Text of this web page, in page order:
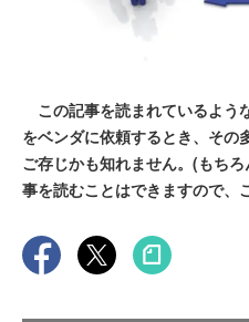
この記事を読まれているよう
をベンダに依頼するとき、その
ご存じかも知れません。(もち
事を読むことはできますので、